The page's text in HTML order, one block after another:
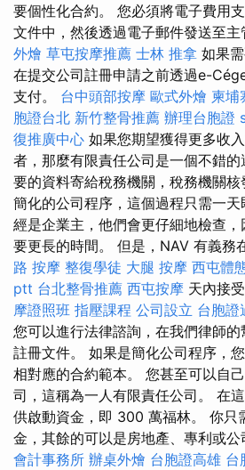
要個性化合約。 您必須將電子費用支
文件中，然後透過電子郵件發送至主
外燴 草屯按摩推薦 士林 推拿 如果
在提交公司註冊申請之前透過e-
支付。 台中頭部按摩 歐式外燴 柬埔
胞證台北 新竹整骨推薦 辦理台胞證
復推廣中心 如果您期望獲得更多收
者，那麼有限責任公司是一個不錯
要的資料寄給稅務機關，稅務機關
簡化的公司程序，這個過程只​​需一
經是企業主，他們會更仔細地檢查
要更長的時間。 但是，NAV 有義務
路 按摩 整復學徒 大腿 按摩 西屯體
ptt 台北整骨推薦 西屯按摩 天內接
摩證照班 指壓課程 公司設立 台胞證
您可以進行法律諮詢，在我們律師
註冊文件。 如果是簡化公司程序，
相對應的合約範本。 您甚至可以自
司，這稱為一人有限責任公司。 在
供啟動資金，即 300 萬福林。 你只
金，其餘的可以是房地產、專利或公
會計事務所 辦桌外燴 台胞證高雄 台